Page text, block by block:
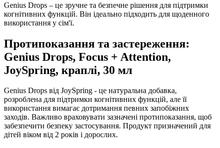
Genius Drops – це зручне та безпечне рішення для підтримки
когнітивних функцій. Він ідеально підходить для щоденного
використання у сім'ї.
Протипоказання та застереження:
Genius Drops, Focus + Attention,
JoySpring, краплі, 30 мл
Genius Drops від JoySpring - це натуральна добавка,
розроблена для підтримки когнітивних функцій, але її
використання вимагає дотримання певних запобіжних
заходів. Важливо враховувати зазначені протипоказання, щоб
забезпечити безпеку застосування. Продукт призначений для
дітей віком від 2 років і дорослих.